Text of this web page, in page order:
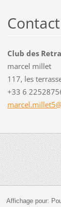
Contact
Club des
marcel millet
117, les
+33 6
marcel.m
Affichage pour: